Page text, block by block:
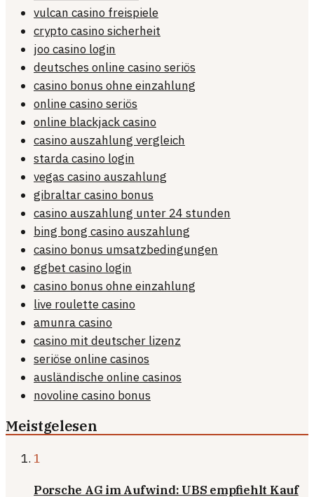
vulcan casino freispiele
crypto casino sicherheit
joo casino login
deutsches online casino seriös
casino bonus ohne einzahlung
online casino seriös
online blackjack casino
casino auszahlung vergleich
starda casino login
vegas casino auszahlung
gibraltar casino bonus
casino auszahlung unter 24 stunden
bing bong casino auszahlung
casino bonus umsatzbedingungen
ggbet casino login
casino bonus ohne einzahlung
live roulette casino
amunra casino
casino mit deutscher lizenz
seriöse online casinos
ausländische online casinos
novoline casino bonus
Meistgelesen
1
Porsche AG im Aufwind: UBS empfiehlt Kauf